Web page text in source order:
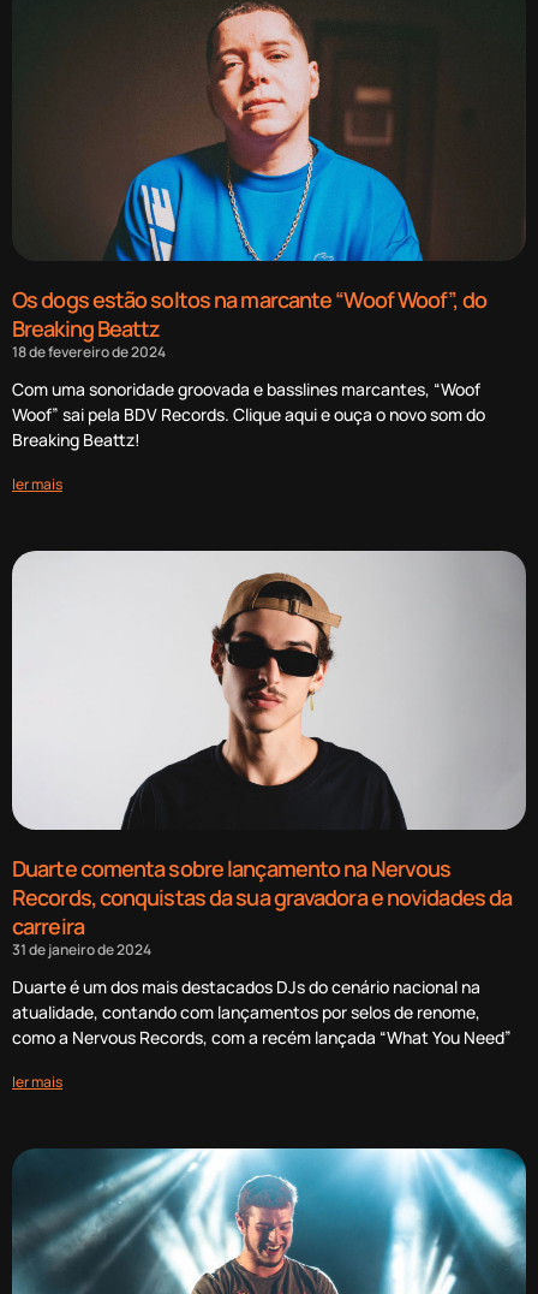
Os dogs estão soltos na marcante “Woof Woof”, do
Breaking Beattz
18 de fevereiro de 2024
Com uma sonoridade groovada e basslines marcantes, “Woof
Woof” sai pela BDV Records. Clique aqui e ouça o novo som do
Breaking Beattz!
ler mais
Duarte comenta sobre lançamento na Nervous
Records, conquistas da sua gravadora e novidades da
carreira
31 de janeiro de 2024
Duarte é um dos mais destacados DJs do cenário nacional na
atualidade, contando com lançamentos por selos de renome,
como a Nervous Records, com a recém lançada “What You Need”
ler mais